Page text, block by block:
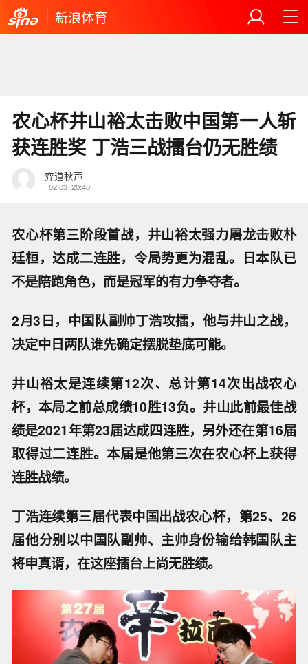
新浪体育
农心杯井山裕太击败中国第一人斩
获连胜奖 丁浩三战擂台仍无胜绩
弈道秋声
02.03 20:40
农心杯第三阶段首战，井山裕太强力屠龙击败朴
廷桓，达成二连胜，令局势更为混乱。日本队已
不是陪跑角色，而是冠军的有力争夺者。
2月3日，中国队副帅丁浩攻擂，他与井山之战，
决定中日两队谁先确定摆脱垫底可能。
井山裕太是连续第12次、总计第14次出战农心
杯，本局之前总成绩10胜13负。井山此前最佳战
绩是2021年第23届达成四连胜，另外还在第16届
取得过二连胜。本届是他第三次在农心杯上获得
连胜战绩。
丁浩连续第三届代表中国出战农心杯，第25、26
届他分别以中国队副帅、主帅身份输给韩国队主
将申真谞，在这座擂台上尚无胜绩。